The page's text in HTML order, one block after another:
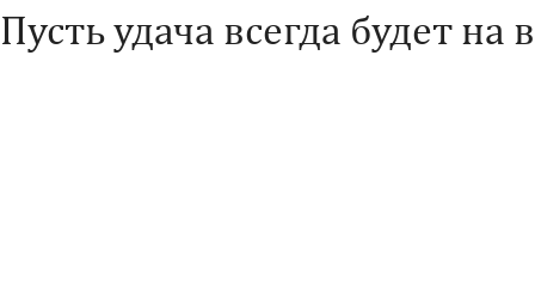
Пусть удача всегда будет